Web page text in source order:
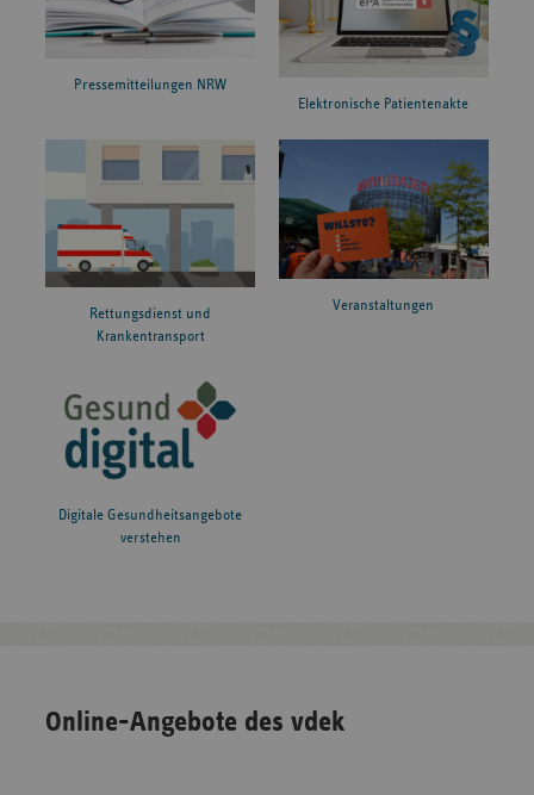
Pressemitteilungen NRW
Elektronische Patientenakte
Rettungsdienst und
Krankentransport
Veranstaltungen
Digitale Gesundheitsangebote
verstehen
Online-Angebote des vdek